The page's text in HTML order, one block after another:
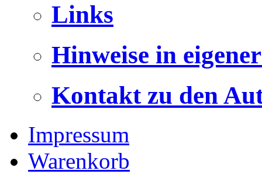
Links
Hinweise in
Kontakt zu den
Impressum
Warenkorb